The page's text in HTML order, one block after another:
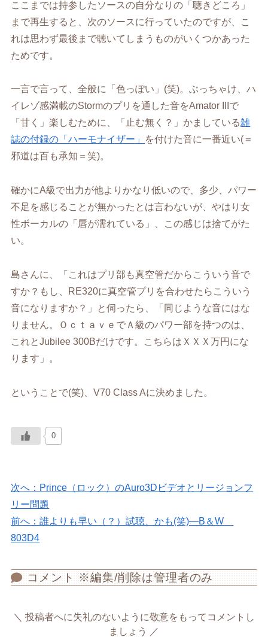
ここまでは持参したソースの自分なりの「聴きどころ」
まで再生すると、次のソースに行っていたのですが、こ
れは思わず最後まで聴いてしまうものがいくつかあった
ためです。
一言で言って、全般に「色っぽい」(笑)。ぶっちゃけ、ハ
イレゾ感満載のStormのプリを通した音をAmator IIIで
「甘く」楽しむために、「止む無く？」かましている雑
誌の付録の「ハーモナイザー」
を付けた音に一番近い(＝
邪道は百も承知＝笑)。
確かにA級で出力が他よりかなり低いので、多少、パワー
不足を感じることが無かったとは言わないが、やはり女
性ボーカルの「唇が濡れている」、この感じは捨てがた
い。
島さんに、「これはプリ部も真空管だからこういう音で
すか？もし、RE320に真空管プリを合わせたらこういう
音になりますか？」と伺ったら、「同じような音にはな
りません。ＯｃｔａｖｅでＡ級のパワー部を持つのは、
これとJubilee 300Bだけです。こちらはＸＸＸ万円にな
ります」。
ということで(笑)、V70 Class Aに決めました。
0
次へ：Prince（ロック）のAuro3Dビデオとリージョンフ
リー問題
前へ：誰よりも早い（？）試聴、かも(笑)―B＆W
803D4
コメント ※編集/削除は管理者のみ
投稿者へに失礼のないように敬意をもってコメントし
ましょう